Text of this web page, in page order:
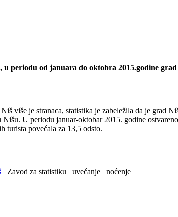
periodu od januara do oktobra 2015.godine
više je stranaca, statistika je zabeležila da je grad
U periodu januar-oktobar 2015. godine
turista povećala za 13,5 odsto.
Zavod za statistiku uvećanje
noćenje